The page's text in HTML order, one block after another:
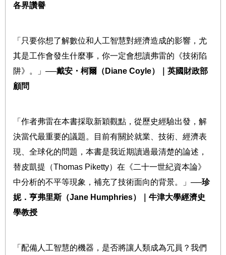
各界讚譽
「只要你想了解數位和人工智慧對經濟造成的影響，尤
其是工作會發生什麼事，你一定會想讀弗雷的《技術陷
阱》。」 ──戴安・柯爾（ Diane Coyle）｜英國財政部
顧問
「作者弗雷在本書採取新穎觀點，從歷史經驗出發，解
決當代最重要的議題。目前有關於就業、技術、經濟表
現、全球化的問題，本書是我近期讀過最清楚的論述，
替皮凱提（Thomas Piketty）在《二十一世紀資本論》
中分析的不平等現象，補充了技術面向的背景。」 ──珍
妮．亨弗里斯（Jane Humphries）｜牛津大學經濟史
學教授
「配備人工智慧的機器，是否將讓人類成為冗員？我們